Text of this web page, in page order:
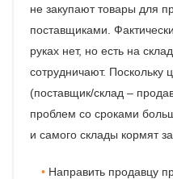
не закупают товары для
поставщиками.
руках нет, но есть на
сотрудничают. Поскольку
(поставщик/склад –
проблем со сроками
и самого склады кормят
Направить продавцу